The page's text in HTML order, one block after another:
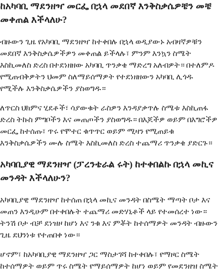
ከአካባቢ ማደንዘዣ መርፌ በኋላ መደበኛ እንቅስቃሴዎቼን መቼ
መቀጠል እችላለሁ?
ብዙውን ጊዜ የአካባቢ ማደንዘዣ ከተቀበሉ በኋላ ወዲያውኑ አብዛኛዎቹን
መደበኛ እንቅስቃሴዎችዎን መቀጠል ይችላሉ፣ ምንም እንኳን ስሜት
እስኪመለስ ድረስ በተደነዘዘው አካባቢ ጥንቃቄ ማድረግ አለብዎት። በተለምዶ
የሚጠብቅዎትን ህመም ስለማይሰማዎት የተደነዘዘውን አካባቢ ሊጎዱ
የሚችሉ እንቅስቃሴዎችን ያስወግዱ።
ለጥርስ ህክምና ሂደቶች፣ ሳያውቁት ራስዎን እንዳያቃጥሉ ስሜቱ እስኪጠፋ
ድረስ ትኩስ ምግቦችን እና መጠጦችን ያስወግዱ። በእጆችዎ ወይም በእግሮችዎ
መርፌ ከተሰጡ፣ ጥሩ የሞተር ቁጥጥር ወይም ሚዛን የሚጠይቁ
እንቅስቃሴዎችን ሙሉ ስሜት እስኪመለስ ድረስ ተጨማሪ ጥንቃቄ ያድርጉ።
አካባቢያዊ ማደንዘዣ (ፓረንቴራል ሩት) ከተቀበልኩ በኋላ መኪና
መንዳት እችላለሁን?
አካባቢያዊ ማደንዘዣ ከተሰጠ በኋላ መኪና መንዳት በስሜት ማጣት ቦታ እና
መጠን እንዲሁም በተቀበሉት ተጨማሪ መድሃኒቶች ላይ የተመሰረተ ነው።
ትንሽ ቦታ ብቻ ደነዝዞ ከሆነ እና ንቁ እና ምቾት ከተሰማዎት መንዳት ብዙውን
ጊዜ ደህንነቱ የተጠበቀ ነው።
ሆኖም፣ ከአካባቢያዊ ማደንዘዣ ጋር ማስታገሻ ከተቀበሉ፣ የማዞር ስሜት
ከተሰማዎት ወይም ጥሩ ስሜት የማይሰማዎት ከሆነ ወይም የመደንዘዝ ስሜት